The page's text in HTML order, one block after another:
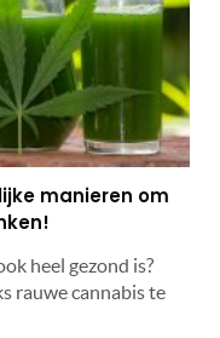
manieren om
heel gezond is?
rauwe cannabis te